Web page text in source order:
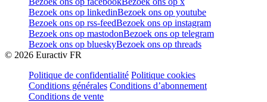
Bezoek ons op linkedinBezoek ons op youtube
Bezoek ons op rss-feedBezoek ons op instagram
Bezoek ons op mastodonBezoek ons op telegram
Bezoek ons op blueskyBezoek ons op threads
© 2026 Euractiv FR
Politique de confidentialité Politique cookies
Conditions générales Conditions d’abonnement
Conditions de vente